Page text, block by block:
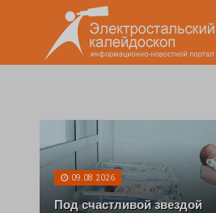
09.08.2026
Под счастливой звездой